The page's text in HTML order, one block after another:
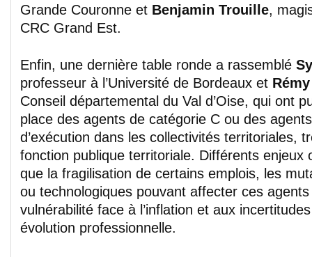
Grande Couronne et Benjamin Trouille,
CRC Grand Est.
Enfin, une dernière table ronde a rassemblé
professeur à l’Université de Bordeaux et
Conseil départemental du Val d’Oise, qui ont
place des agents de catégorie C ou des
d’exécution dans les collectivités territoriales,
fonction publique territoriale. Différents enjeux
que la fragilisation de certains emplois, les
ou technologiques pouvant affecter ces
vulnérabilité face à l’inflation et aux
évolution professionnelle.